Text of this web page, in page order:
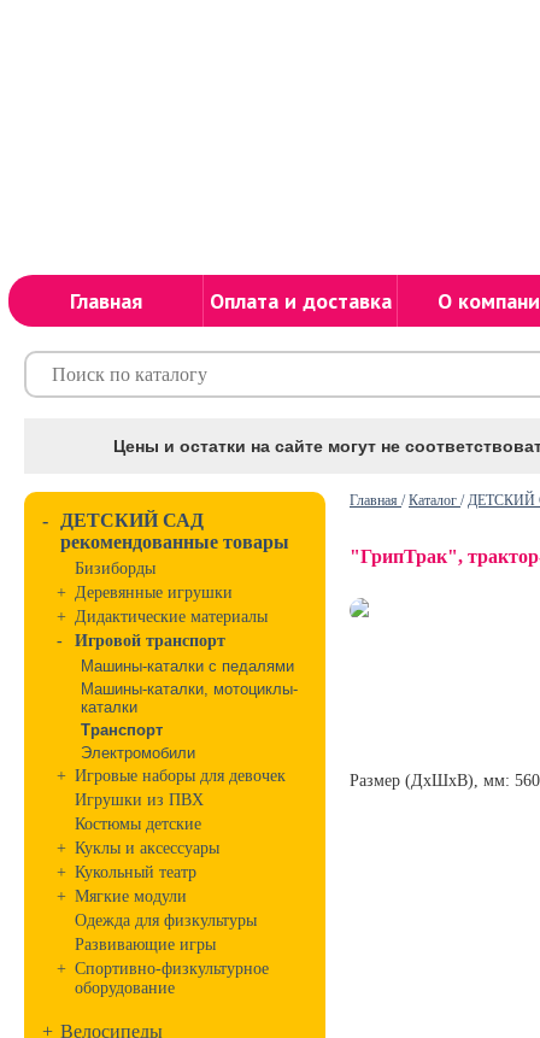
Главная Оплата и доставка О
Цены и остатки на сайте могут не
-
ДЕТСКИЙ САД
рекомендованные товары
Бизиборды
+ Деревянные игрушки
+ Дидактические материалы
-
Игровой транспорт
Машины-каталки с педалями
Машины-каталки, мотоциклы-
каталки
Транспорт
Электромобили
+ Игровые наборы для девочек
Игрушки из ПВХ
Костюмы детские
+ Куклы и аксессуары
+ Кукольный театр
+ Мягкие модули
Одежда для физкультуры
Развивающие игры
+ Спортивно-физкультурное
оборудование
+ Велосипеды
Главная /Каталог /ДЕТСКИЙ
"ГрипТрак",
Размер (ДхШхВ), мм: